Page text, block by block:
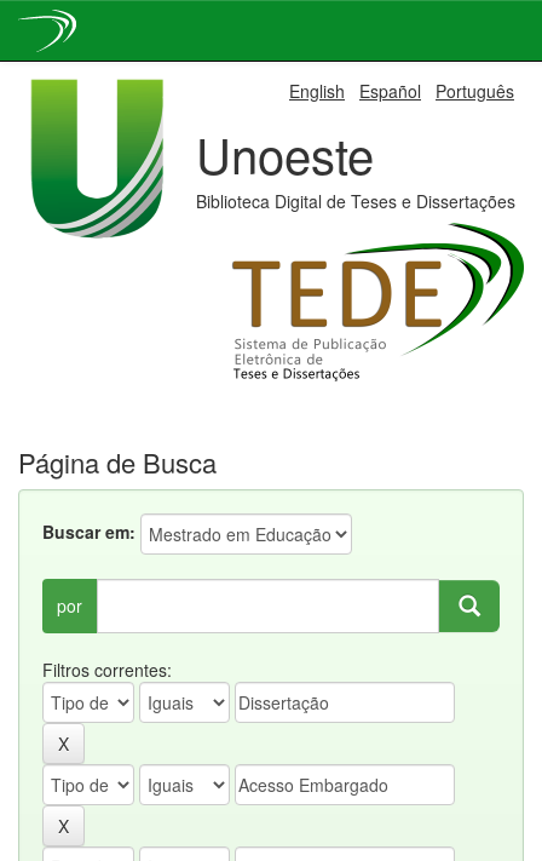
English Español Português
Unoeste
Biblioteca Digital de Teses e Dissertações
Página de Busca
Buscar em:
por
Filtros correntes: